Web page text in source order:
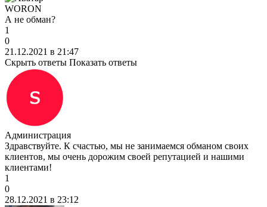
WORON
А не обман?
1
0
21.12.2021 в 21:47
Скрыть ответы Показать ответы
Администрация
Здравствуйте. К счастью, мы не занимаемся обманом своих
клиентов, мы очень дорожим своей репутацией и нашими
клиентами!
1
0
28.12.2021 в 23:12